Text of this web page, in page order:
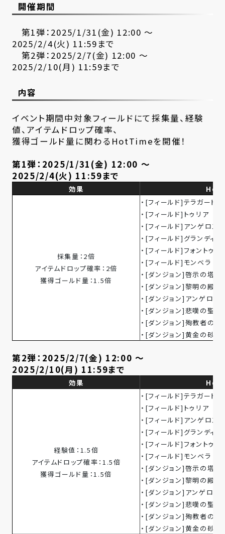
開催期間
第1弾：2025/1/31(金) 12:00 ～
2025/2/4(火) 11:59まで
第2弾：2025/2/7(金) 12:00 ～
2025/2/10(月) 11:59まで
内容
イベント期間中対象フィールドにて採集量、経験
値、アイテムドロップ確率、
獲得ゴールド量に関わるHotTimeを開催！
第1弾：2025/1/31(金) 12:00 ～
2025/2/4(火) 11:59まで
効果
採集量：2倍
アイテムドロップ確率：2倍
獲得ゴールド量：1.5倍
・[フィールド]テラガード
・[フィールド]トゥリア
・[フィールド]アンゲロス
・[フィールド]グランディ
・[フィールド]フォントゥナ
・[フィールド]モンベラ
・[ダンジョン]啓示の塔 1
・[ダンジョン]黎明の殿
・[ダンジョン]アンゲロ
・[ダンジョン]悲嘆の聖地
・[ダンジョン]殉教者の森
・[ダンジョン]黄金の砂
第2弾：2025/2/7(金) 12:00 ～
2025/2/10(月) 11:59まで
効果
経験値：1.5倍
アイテムドロップ確率：1.5倍
獲得ゴールド量：1.5倍
・[フィールド]テラガード
・[フィールド]トゥリア
・[フィールド]アンゲロス
・[フィールド]グランディ
・[フィールド]フォントゥナ
・[フィールド]モンベラ
・[ダンジョン]啓示の塔 1
・[ダンジョン]黎明の殿
・[ダンジョン]アンゲロ
・[ダンジョン]悲嘆の聖地
・[ダンジョン]殉教者の森
・[ダンジョン]黄金の砂